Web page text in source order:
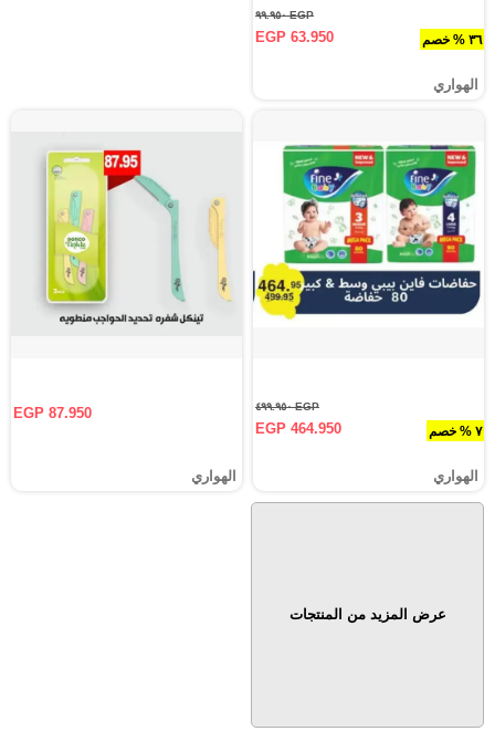
٣٦ % خصم
EGP ٩٩.٩٥٠
EGP 63.950
الهواري
٧ % خصم
EGP ٤٩٩.٩٥٠
EGP 464.950
الهواري
EGP 87.950
الهواري
عرض المزيد من المنتجات